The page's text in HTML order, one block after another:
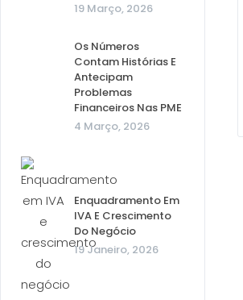
19 Março, 2026
Os Números
Contam Histórias E
Antecipam
Problemas
Financeiros Nas PME
4 Março, 2026
Enquadramento Em
IVA E Crescimento
Do Negócio
19 Janeiro, 2026